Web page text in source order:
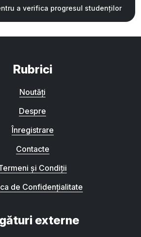
a verifica progresul studenților
Rubrici
Noutăți
Despre
Înregistrare
Contacte
și Condiții
de Confidențialitate
externe